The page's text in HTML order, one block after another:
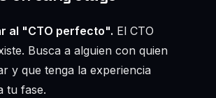
al "CTO perfecto". El CTO
Busca a alguien con quien
y que tenga la experiencia
tu fase.